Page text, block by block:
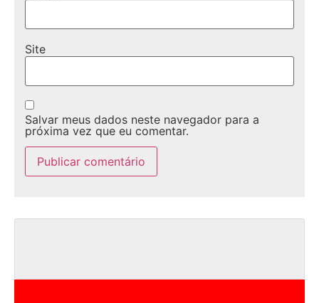
Site
Salvar meus dados neste navegador para a
próxima vez que eu comentar.